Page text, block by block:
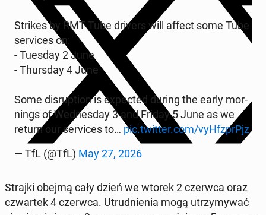
Strikes by RMT Tube drivers will affect some Tube
se­rvi­ces on:
- Tuesday 2 June
- Thurs­day 4 June
Some di­srup­tion is expec­ted during the early mor­
nings of We­dnes­day 3 and Friday 5 June as we
return our se­rvi­ces to… pic.twitter.com/vyH­fz­pr­Pjz
— TfL (@TfL) May 27, 2026
Strajki obejmą cały dzień we wtorek 2 czerwca oraz
czwar­tek 4 czerwca. Utrud­nie­nia mogą utrzy­my­wać